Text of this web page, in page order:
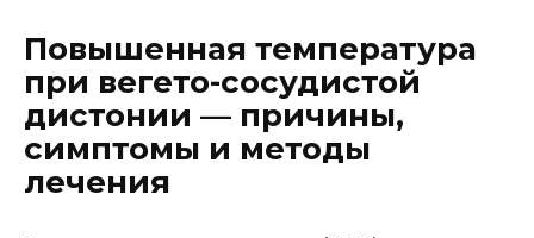
Повышенная температура
при вегето-сосудистой
дистонии — причины,
симптомы и методы
лечения